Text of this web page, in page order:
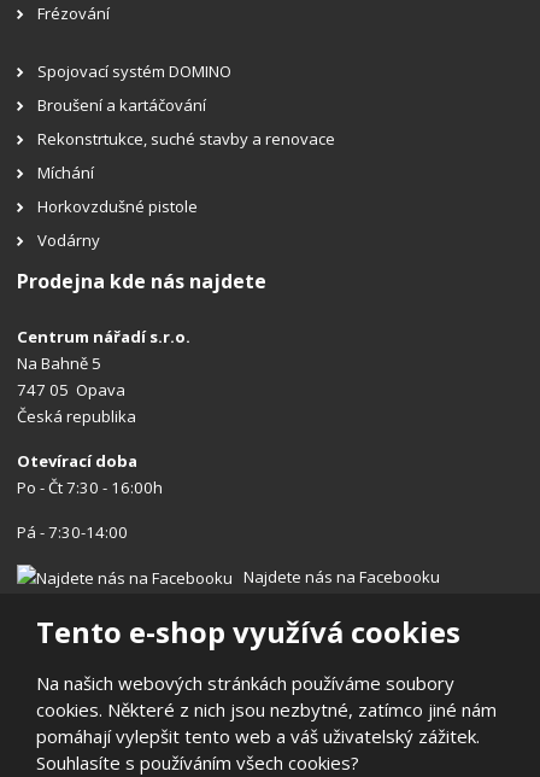
Tento e-shop využívá cookies
Na našich webových stránkách používáme soubory
cookies. Některé z nich jsou nezbytné, zatímco jiné nám
pomáhají vylepšit tento web a váš uživatelský zážitek.
Souhlasíte s používáním všech cookies?
Frézování
Spojovací systém DOMINO
Broušení a kartáčování
Rekonstrtukce, suché stavby a renovace
Míchání
Horkovzdušné pistole
Vodárny
Prodejna kde nás najdete
Centrum nářadí s.r.o.
Na Bahně 5
747 05 Opava
Česká republika
Otevírací doba
Po - Čt 7:30 - 16:00h
Pá - 7:30-14:00
Najdete nás na Facebooku
© 2026, Centrum nářadí s.r.o.
Prohlášení o přístupnosti|Ochrana osobních údajů| Mapa stránek